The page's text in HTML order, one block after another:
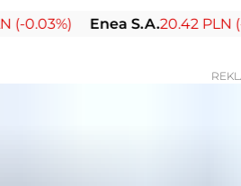
Enea S.A.20.42 PLN (-0.06%)